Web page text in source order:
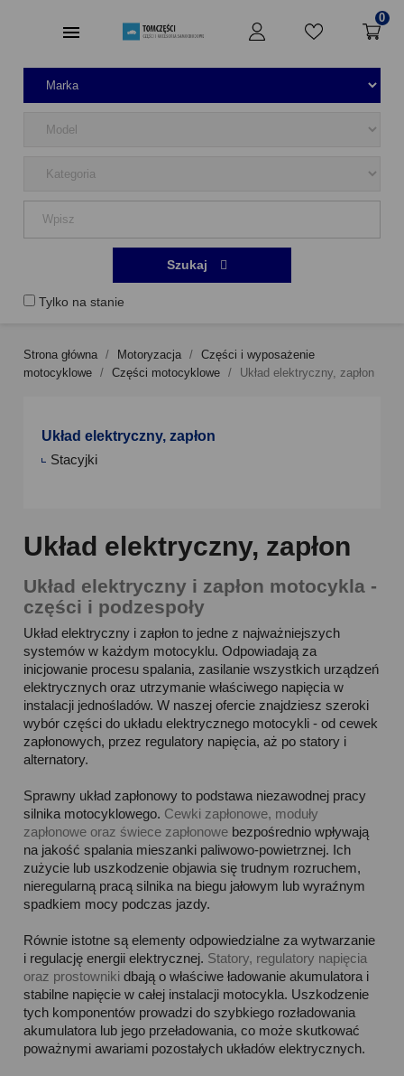
0
Tylko na stanie
Szukaj
Strona główna Motoryzacja
Części i wyposażenie
motocyklowe
Części motocyklowe Układ elektryczny, zapłon
Układ elektryczny, zapłon
Stacyjki
Układ elektryczny, zapłon
Układ elektryczny i zapłon motocykla -
części i podzespoły
Układ elektryczny i zapłon to jedne z najważniejszych
systemów w każdym motocyklu. Odpowiadają za
inicjowanie procesu spalania, zasilanie wszystkich urządzeń
elektrycznych oraz utrzymanie właściwego napięcia w
instalacji jednośladów. W naszej ofercie znajdziesz szeroki
wybór części do układu elektrycznego motocykli - od cewek
zapłonowych, przez regulatory napięcia, aż po statory i
alternatory.
Sprawny układ zapłonowy to podstawa niezawodnej pracy
silnika motocyklowego. Cewki zapłonowe, moduły
zapłonowe oraz świece zapłonowe bezpośrednio wpływają
na jakość spalania mieszanki paliwowo-powietrznej. Ich
zużycie lub uszkodzenie objawia się trudnym rozruchem,
nieregularną pracą silnika na biegu jałowym lub wyraźnym
spadkiem mocy podczas jazdy.
Równie istotne są elementy odpowiedzialne za wytwarzanie
i regulację energii elektrycznej. Statory, regulatory napięcia
oraz prostowniki dbają o właściwe ładowanie akumulatora i
stabilne napięcie w całej instalacji motocykla. Uszkodzenie
tych komponentów prowadzi do szybkiego rozładowania
akumulatora lub jego przeładowania, co może skutkować
poważnymi awariami pozostałych układów elektrycznych.